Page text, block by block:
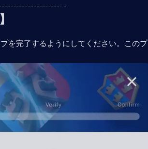
-
を完了するようにしてください。このプ